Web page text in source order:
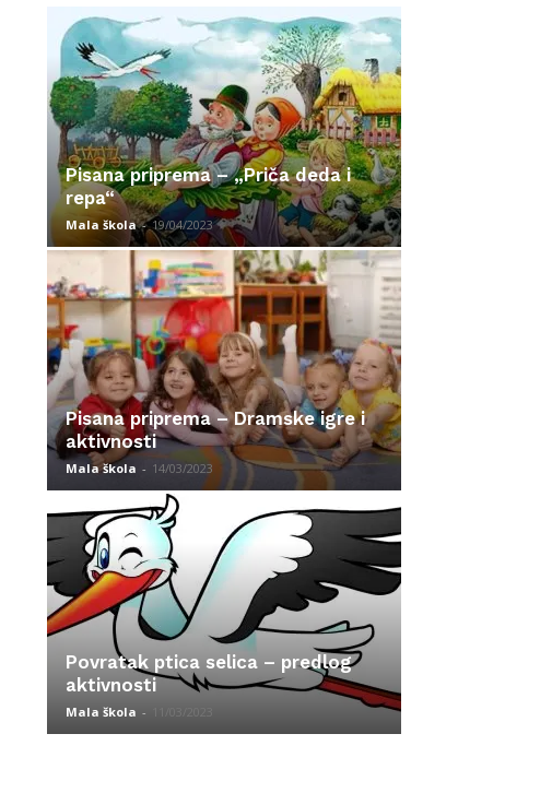
Pisana priprema – „Priča deda i
repa“
Mala škola - 19/04/2023
Pisana priprema – Dramske igre i
aktivnosti
Mala škola - 14/03/2023
Povratak ptica selica – predlog
aktivnosti
Mala škola -